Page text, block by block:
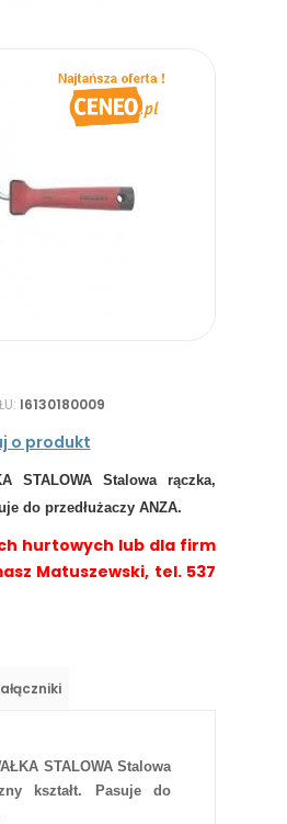
I6130180009
o produkt
STALOWA Stalowa rączka,
do przedłużaczy ANZA.
hurtowych lub dla firm
Matuszewski, tel. 537
STALOWAStalowa
kształt. Pasuje do